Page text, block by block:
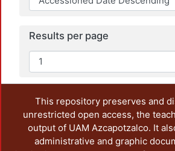
Results per page
This repository preserves and
unrestricted open access, the
output of UAM Azcapotzalco. It
administrative and graphic